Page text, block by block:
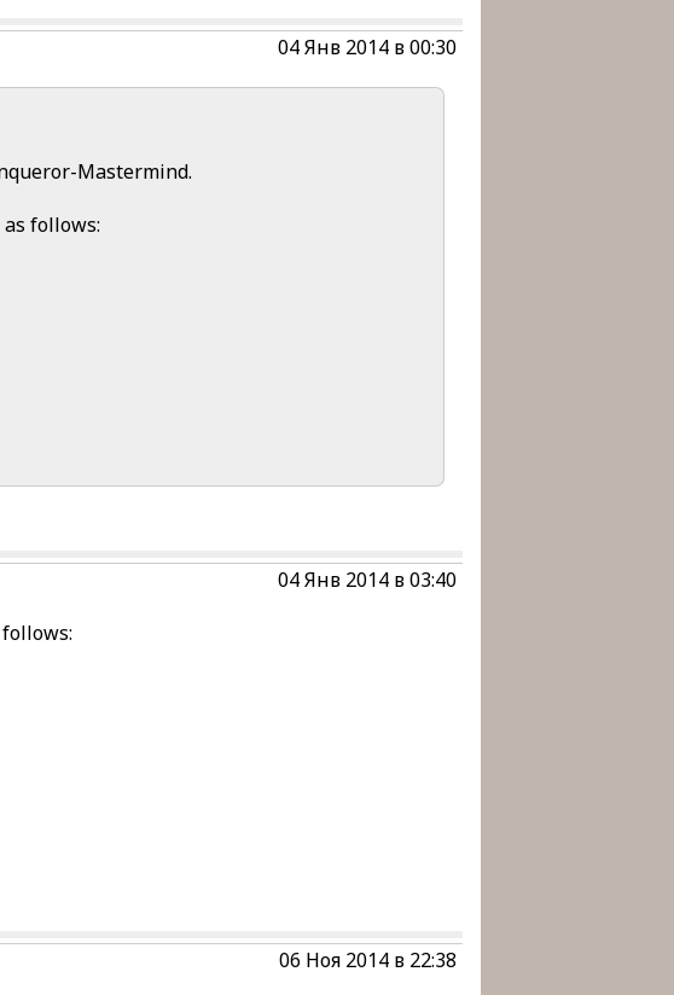
04 Янв 2014 в 00:30
Mastermind.
follows:
04 Янв 2014 в 03:40
06 Ноя 2014 в 22:38